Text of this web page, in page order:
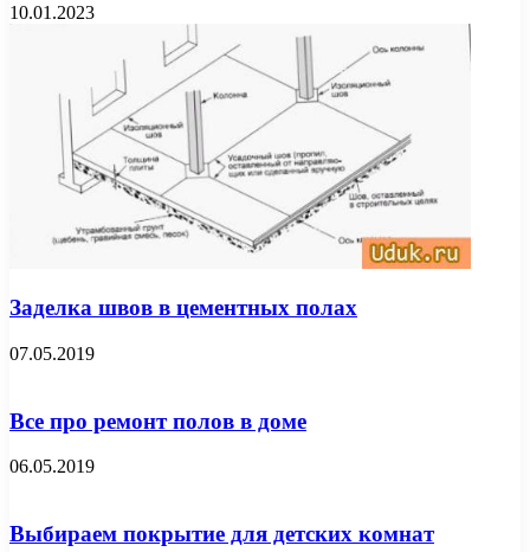
10.01.2023
Заделка швов в цементных полах
07.05.2019
Все про ремонт полов в доме
06.05.2019
Выбираем покрытие для детских комнат